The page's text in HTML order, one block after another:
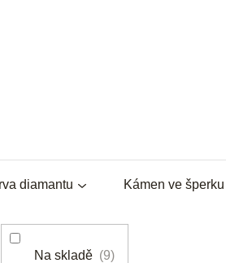
diamantu Kámen ve šperku
Na skladě 9